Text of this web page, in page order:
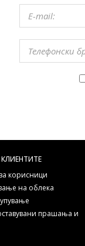
корисници
на облека
прашања и